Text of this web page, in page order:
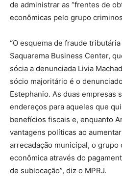
de administrar as “frentes de
econômicas pelo grupo
“O esquema de fraude
Saquarema Business Center,
sócia a denunciada Livia
sócio majoritário é o
Estephanio. As duas empresas
endereços para aqueles que
benefícios fiscais e, enquanto
vantagens políticas ao
arrecadação municipal, o grupo
econômica através do
de sublocação”, diz o MPRJ.